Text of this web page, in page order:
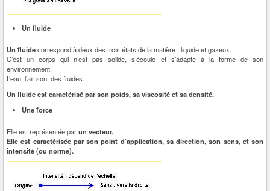
Un fluide
Un fluidecorrespond à deux des trois états de la matière : liquide et gazeux.
C’est un corps qui n’est pas solide, s’écoule et s’adapte à la forme de son
environnement.
L’eau, l’air sont des fluides.
Un fluide est caractérisé par son poids, sa viscosité et sa densité.
Une force
Elle est représentée parun vecteur.
Elle est caractérisée par son point d’application, sa direction, son sens, et son
intensité (ou norme).